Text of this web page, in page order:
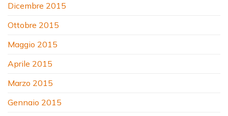
Dicembre 2015
Ottobre 2015
Maggio 2015
Aprile 2015
Marzo 2015
Gennaio 2015